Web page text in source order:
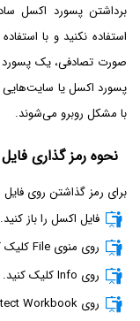
برداشتن پسورد اکسل
استفاده نکنید و با
صورت تصادفی، یک پسورد
پسورد اکسل یا
با مشکل روبرو می‌شوند.
نحوه رمز گذاری
برای رمز گذاشتن روی فایل
فایل اکسل را باز کنید.
روی منوی File کلیک کنید.
روی Info کلیک کنید.
روی Protect Workbook کلیک کنید.